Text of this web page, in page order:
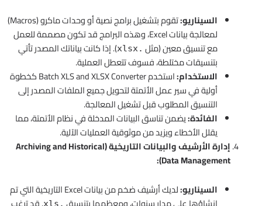
السيناريو:
تقوم بتشغيل برامج نصية أو وحدات ماكرو (Macros)
لمعالجة بيانات Excel، وهذه البرامج قد تكون مصممة للعمل
مع تنسيق معين (مثل .xlsx
). إذا كانت بياناتك المصدر تأتي
بتنسيقات مختلطة، فسوف تتعطل العملية.
الاستخدام:
استخدم Batch XLS and XLSX Converter كخطوة
أولية في سير عمل الأتمتة لتحويل جميع الملفات المصدر إلى
التنسيق المطلوب قبل تشغيل المعالجة.
الفائدة:يضمن تناسق البيانات المدخلة في نظام الأتمتة، مما
يقلل الأخطاء ويزيد من موثوقية العمليات الآلية.
إدارة الأرشيف والبيانات التاريخية (Archiving and Historical
Data Management):
السيناريو:
لديك أرشيف ضخم من بيانات Excel التاريخية التي تم
.xls